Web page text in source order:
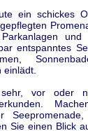
ein schickes
entspanntes
einlädt.
vor oder
Sie einen Blick